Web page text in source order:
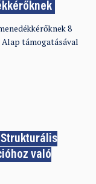
8
Alap támogatásával
való